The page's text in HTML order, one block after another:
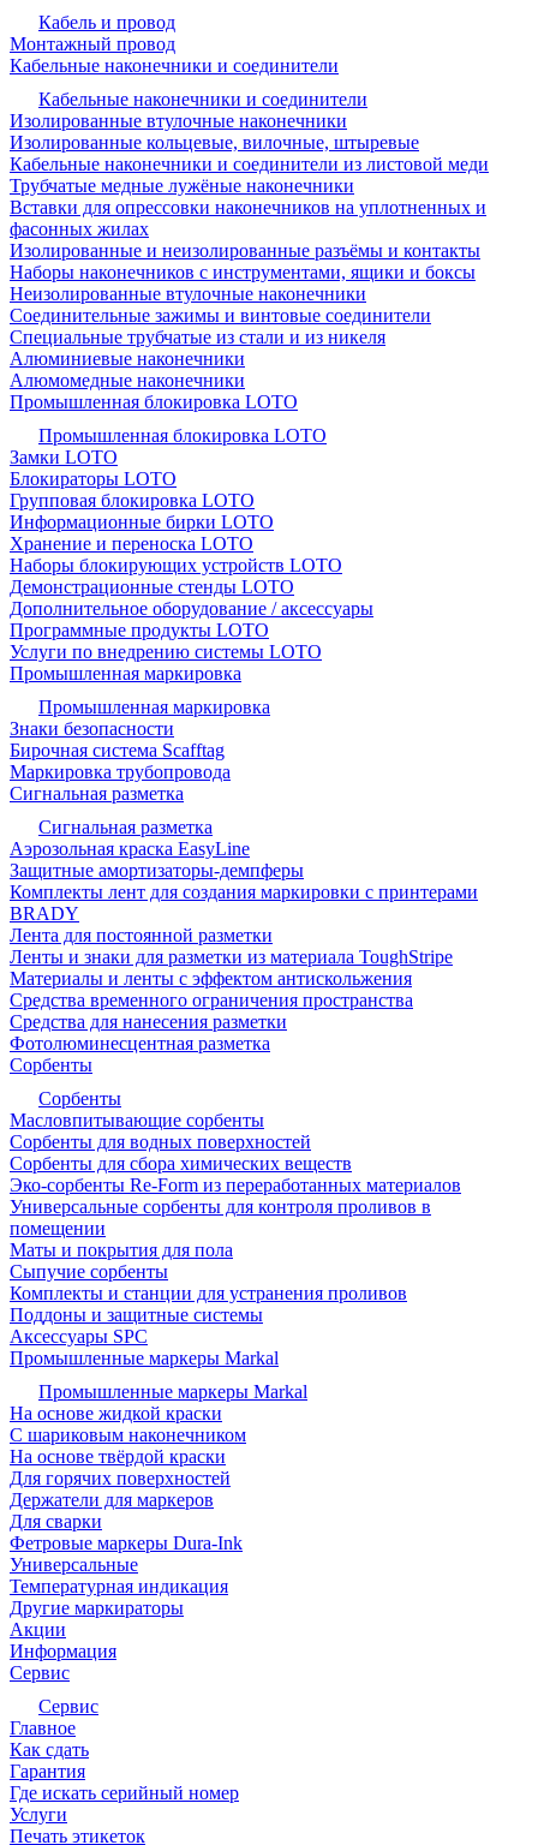
Кабель и провод
Монтажный провод
Кабельные наконечники и соединители
Кабельные наконечники и соединители
Изолированные втулочные наконечники
Изолированные кольцевые, вилочные, штыревые
Кабельные наконечники и соединители из листовой меди
Трубчатые медные лужёные наконечники
Вставки для опрессовки наконечников на уплотненных и
фасонных жилах
Изолированные и неизолированные разъёмы и контакты
Наборы наконечников с инструментами, ящики и боксы
Неизолированные втулочные наконечники
Соединительные зажимы и винтовые соединители
Специальные трубчатые из стали и из никеля
Алюминиевые наконечники
Алюмомедные наконечники
Промышленная блокировка LOTO
Промышленная блокировка LOTO
Замки LOTO
Блокираторы LOTO
Групповая блокировка LOTO
Информационные бирки LOTO
Хранение и переноска LOTO
Наборы блокирующих устройств LOTO
Демонстрационные стенды LOTO
Дополнительное оборудование / аксессуары
Программные продукты LOTO
Услуги по внедрению системы LOTO
Промышленная маркировка
Промышленная маркировка
Знаки безопасности
Бирочная система Scafftag
Маркировка трубопровода
Сигнальная разметка
Сигнальная разметка
Аэрозольная краска EasyLine
Защитные амортизаторы-демпферы
Комплекты лент для создания маркировки с принтерами
BRADY
Лента для постоянной разметки
Ленты и знаки для разметки из материала ToughStripe
Материалы и ленты с эффектом антискольжения
Средства временного ограничения пространства
Средства для нанесения разметки
Фотолюминесцентная разметка
Сорбенты
Сорбенты
Масловпитывающие сорбенты
Сорбенты для водных поверхностей
Сорбенты для сбора химических веществ
Эко-сорбенты Re-Form из переработанных материалов
Универсальные сорбенты для контроля проливов в
помещении
Маты и покрытия для пола
Сыпучие сорбенты
Комплекты и станции для устранения проливов
Поддоны и защитные системы
Аксессуары SPC
Промышленные маркеры Markal
Промышленные маркеры Markal
На основе жидкой краски
С шариковым наконечником
На основе твёрдой краски
Для горячих поверхностей
Держатели для маркеров
Для сварки
Фетровые маркеры Dura-Ink
Универсальные
Температурная индикация
Другие маркираторы
Акции
Информация
Сервис
Сервис
Главное
Как сдать
Гарантия
Где искать серийный номер
Услуги
Печать этикеток